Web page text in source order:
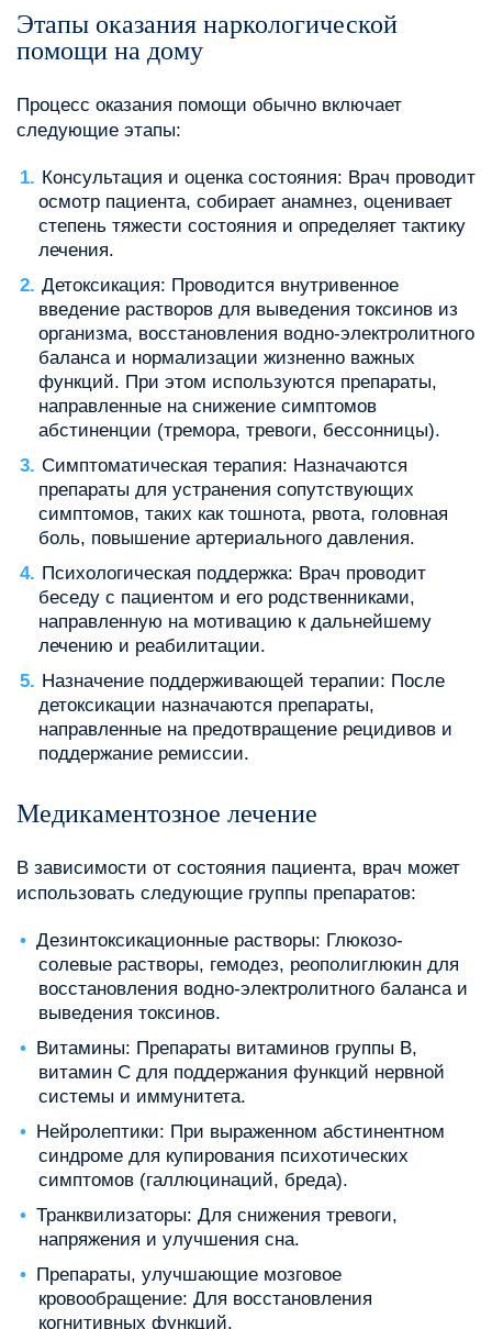
Этапы оказания наркологической
помощи на дому
Процесс оказания помощи обычно включает
следующие этапы:
Консультация и оценка состояния: Врач проводит
осмотр пациента, собирает анамнез, оценивает
степень тяжести состояния и определяет тактику
лечения.
Детоксикация: Проводится внутривенное
введение растворов для выведения токсинов из
организма, восстановления водно-электролитного
баланса и нормализации жизненно важных
функций. При этом используются препараты,
направленные на снижение симптомов
абстиненции (тремора, тревоги, бессонницы).
Симптоматическая терапия: Назначаются
препараты для устранения сопутствующих
симптомов, таких как тошнота, рвота, головная
боль, повышение артериального давления.
Психологическая поддержка: Врач проводит
беседу с пациентом и его родственниками,
направленную на мотивацию к дальнейшему
лечению и реабилитации.
Назначение поддерживающей терапии: После
детоксикации назначаются препараты,
направленные на предотвращение рецидивов и
поддержание ремиссии.
Медикаментозное лечение
В зависимости от состояния пациента, врач может
использовать следующие группы препаратов:
Дезинтоксикационные растворы: Глюкозо-
солевые растворы, гемодез, реополиглюкин для
восстановления водно-электролитного баланса и
выведения токсинов.
Витамины: Препараты витаминов группы B,
витамин C для поддержания функций нервной
системы и иммунитета.
Нейролептики: При выраженном абстинентном
синдроме для купирования психотических
симптомов (галлюцинаций, бреда).
Транквилизаторы: Для снижения тревоги,
напряжения и улучшения сна.
Препараты, улучшающие мозговое
кровообращение: Для восстановления
когнитивных функций.